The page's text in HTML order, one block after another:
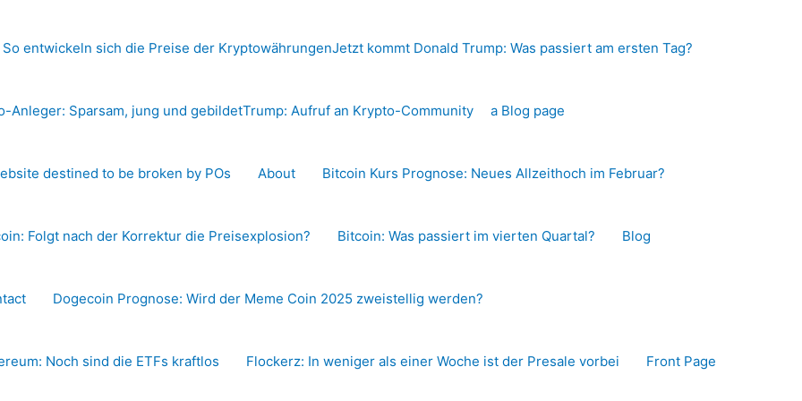
So entwickeln sich die Preise der KryptowährungenJetzt kommt Donald Trump: Was passiert am ersten Tag?
Anleger: Sparsam, jung und gebildetTrump: Aufruf an Krypto-Community a Blog page
destined to be broken by POs About Bitcoin Kurs Prognose: Neues Allzeithoch im Februar?
Folgt nach der Korrektur die Preisexplosion? Bitcoin: Was passiert im vierten Quartal? Blog
Dogecoin Prognose: Wird der Meme Coin 2025 zweistellig werden?
Noch sind die ETFs kraftlos Flockerz: In weniger als einer Woche ist der Presale vorbei Front Page